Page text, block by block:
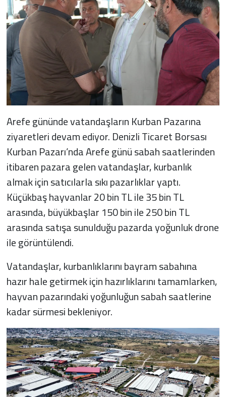
Arefe gününde vatandaşların Kurban Pazarına
ziyaretleri devam ediyor. Denizli Ticaret Borsası
Kurban Pazarı’nda Arefe günü sabah saatlerinden
itibaren pazara gelen vatandaşlar, kurbanlık
almak için satıcılarla sıkı pazarlıklar yaptı.
Küçükbaş hayvanlar 20 bin TL ile 35 bin TL
arasında, büyükbaşlar 150 bin ile 250 bin TL
arasında satışa sunulduğu pazarda yoğunluk drone
ile görüntülendi.
Vatandaşlar, kurbanlıklarını bayram sabahına
hazır hale getirmek için hazırlıklarını tamamlarken,
hayvan pazarındaki yoğunluğun sabah saatlerine
kadar sürmesi bekleniyor.